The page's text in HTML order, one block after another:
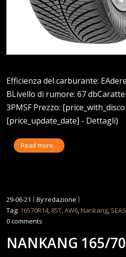
Efficienza del carburante:
BLivello di rumore: 67
3PMSF Prezzo:
[price_update_date] - Dettagli)
Read more...
29-06-21
By:redazione
Tag: 16570R14, 85T,AW6,Nankang,
0 comments
NANKANG 165/